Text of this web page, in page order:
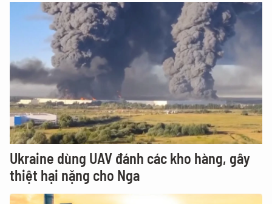
Ukraine dùng UAV đánh các kho hàng, gây
thiệt hại nặng cho Nga